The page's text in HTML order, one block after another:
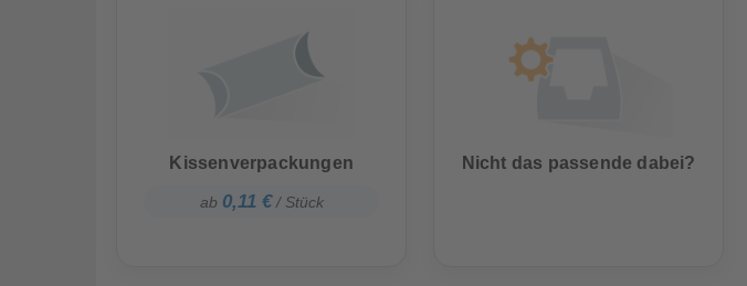
Kissenverpackungen
ab 0,11 €/ Stück
Nicht das passende dabei?